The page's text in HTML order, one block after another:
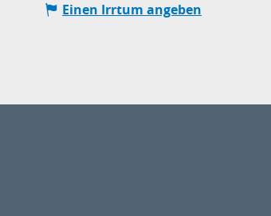
Einen Irrtum angeben